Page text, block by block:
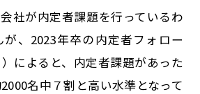
社が内定者課題を行っているわ
が、2023年卒の内定者フォロー
によると、内定者課題があった
名中７割と高い水準となって